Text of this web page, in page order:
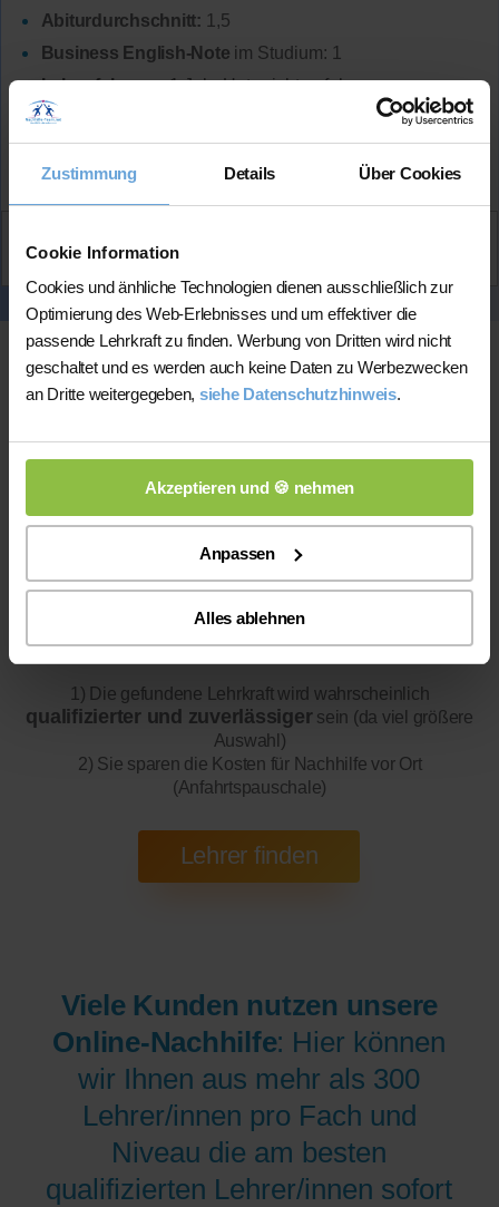
Zustimmung Details Über Cookies
Cookie Information
Cookies und änhliche Technologien dienen ausschließlich zur
Optimierung des Web-Erlebnisses und um effektiver die
passende Lehrkraft zu finden. Werbung von Dritten wird nicht
geschaltet und es werden auch keine Daten zu Werbezwecken
an Dritte weitergegeben, siehe Datenschutzhinweis.
Akzeptieren und 🍪 nehmen
Anpassen
Alles ablehnen
Abiturdurchschnitt: 1,5
Business English-Note im Studium: 1
Lehrerfahrung:1 Jahr Unterrichtserfahrung
Alexandra
Online-Unterricht
Bitte beachten Sie, dass wir fürOnline-Unterrichteine
200 bis 300 mal bessere Auswahl haben, wodurch sich für
1) Die gefundene Lehrkraft wird wahrscheinlich
qualifizierter und zuverlässigersein (da viel größere
Auswahl)
2) Sie sparen die Kosten für Nachhilfe vor Ort
(Anfahrtspauschale)
Viele Kunden nutzen unsere
Online-Nachhilfe: Hier können
wir Ihnen aus mehr als 300
Lehrer/innen pro Fach und
Niveau die am besten
qualifizierten Lehrer/innen sofort